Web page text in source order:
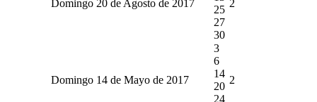
Domingo 20 de Agosto de 2017
25
27
30
2
Domingo 14 de Mayo de 2017
3
6
14
20
24
2